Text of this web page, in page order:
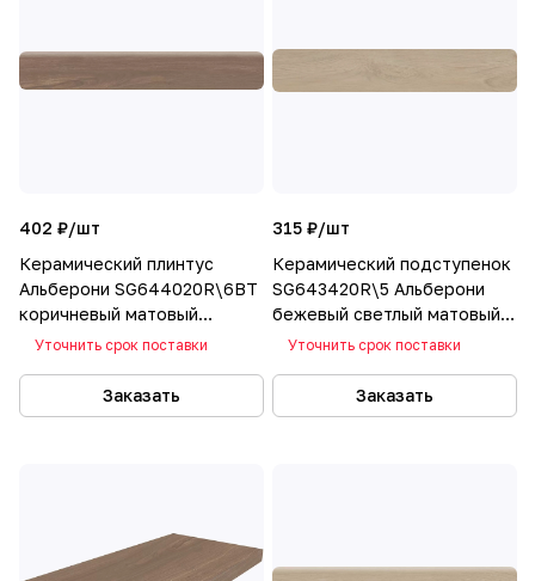
402 ₽/шт
Керамический плинтус
Альберони SG644020R\6BT
коричневый матовый
обрезной 60х9,5
Уточнить срок поставки
Заказать
315 ₽/шт
Керамический подступенок
SG643420R\5 Альберони
бежевый светлый матовый
обрезной 60х10,7
Уточнить срок поставки
Заказать